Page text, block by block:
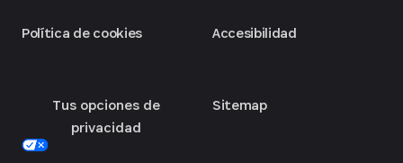
Política de cookies
Tus opciones de
privacidad
Accesibilidad
Sitemap